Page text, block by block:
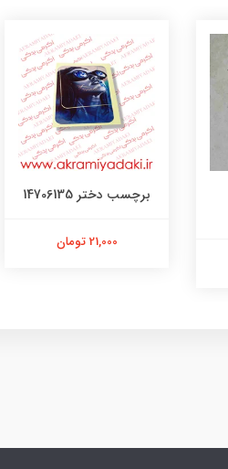
برچسب دختر 14706135
21,000 تومان